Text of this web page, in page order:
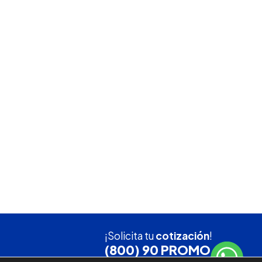
¡Solicita tucotización!
(800) 90 PROMO